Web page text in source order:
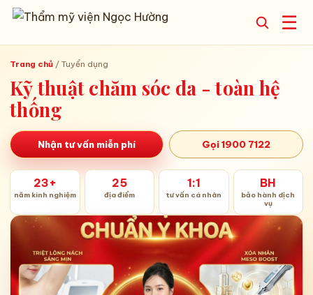
☰
Trang chủ / Tuyển dụng
Kỹ thuật chăm sóc da - toàn hệ
thống
Nhận tư vấn miễn phí Gọi 1900 7122
23+
năm kinh nghiệm
25
địa điểm
1:1
tư vấn cá nhân
BH
bảo hành dịch
vụ